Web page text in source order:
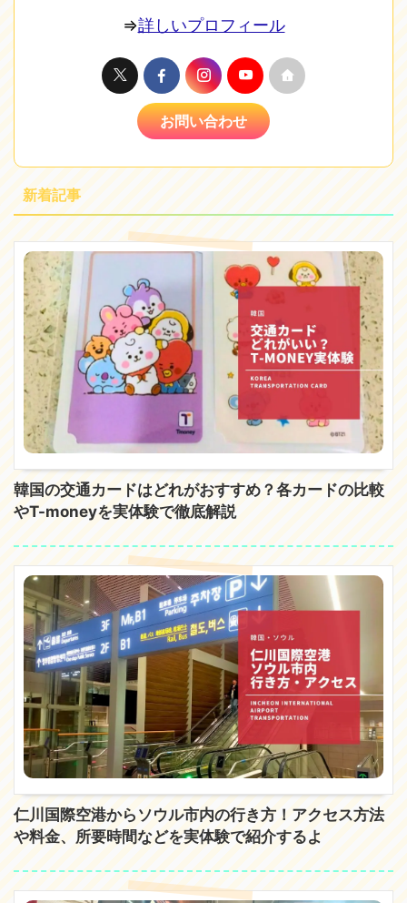
⇒詳しいプロフィール
お問い合わせ
新着記事
韓国の交通カードはどれがおすすめ？各カードの比較
やT-moneyを実体験で徹底解説
仁川国際空港からソウル市内の行き方！アクセス方法
や料金、所要時間などを実体験で紹介するよ